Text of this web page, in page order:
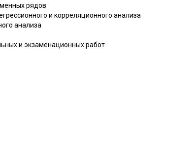
рядов
и корреляционного анализа
анализа
и экзаменационных работ